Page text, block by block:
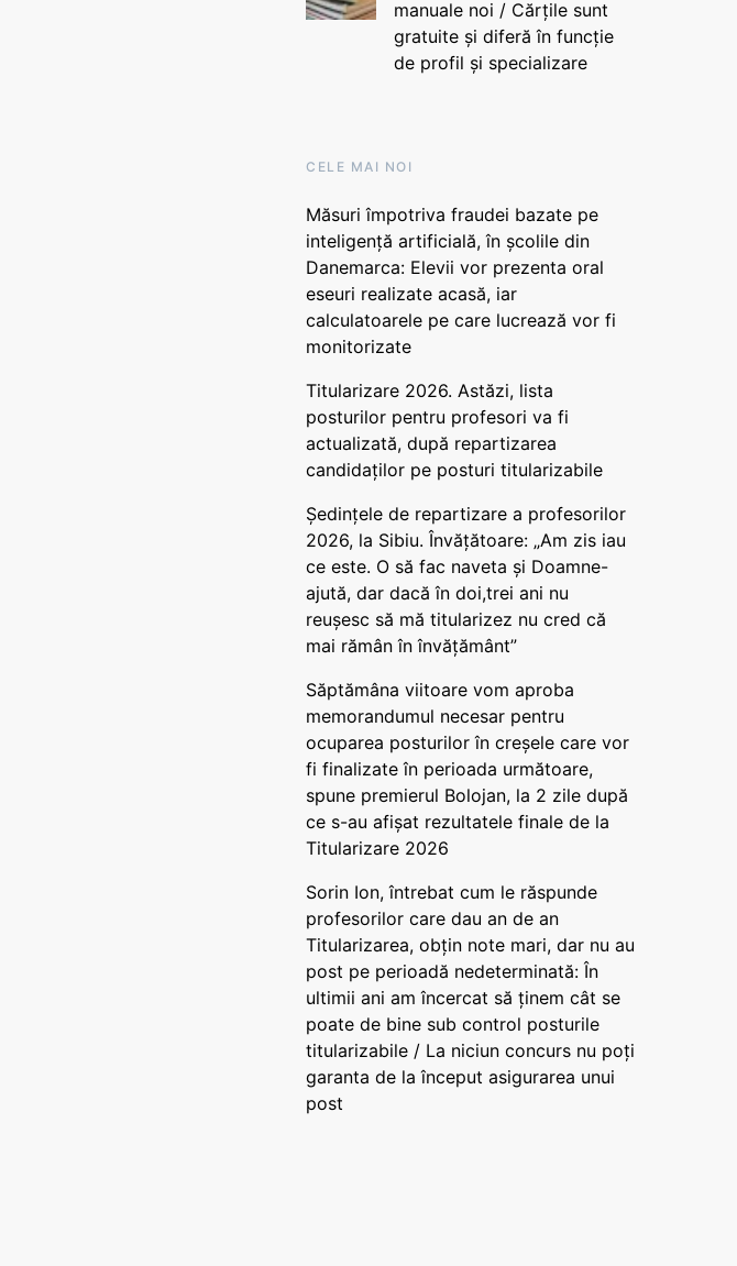
manuale noi / Cărțile sunt
gratuite și diferă în funcție
de profil și specializare
CELE MAI NOI
Măsuri împotriva fraudei bazate pe
inteligență artificială, în școlile din
Danemarca: Elevii vor prezenta oral
eseuri realizate acasă, iar
calculatoarele pe care lucrează vor fi
monitorizate
Titularizare 2026. Astăzi, lista
posturilor pentru profesori va fi
actualizată, după repartizarea
candidaților pe posturi titularizabile
Ședințele de repartizare a profesorilor
2026, la Sibiu. Învățătoare: „Am zis iau
ce este. O să fac naveta și Doamne-
ajută, dar dacă în doi,trei ani nu
reușesc să mă titularizez nu cred că
mai rămân în învățământ”
Săptămâna viitoare vom aproba
memorandumul necesar pentru
ocuparea posturilor în creșele care vor
fi finalizate în perioada următoare,
spune premierul Bolojan, la 2 zile după
ce s-au afișat rezultatele finale de la
Titularizare 2026
Sorin Ion, întrebat cum le răspunde
profesorilor care dau an de an
Titularizarea, obțin note mari, dar nu au
post pe perioadă nedeterminată: În
ultimii ani am încercat să ținem cât se
poate de bine sub control posturile
titularizabile / La niciun concurs nu poți
garanta de la început asigurarea unui
post